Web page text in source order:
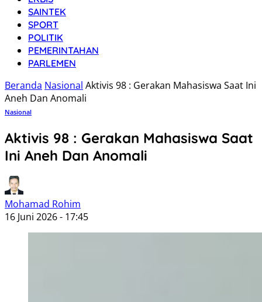
SAINTEK
SPORT
POLITIK
PEMERINTAHAN
PARLEMEN
Beranda Nasional Aktivis 98 : Gerakan Mahasiswa Saat Ini
Aneh Dan Anomali
Nasional
Aktivis 98 : Gerakan Mahasiswa Saat
Ini Aneh Dan Anomali
Mohamad Rohim
16 Juni 2026 - 17:45